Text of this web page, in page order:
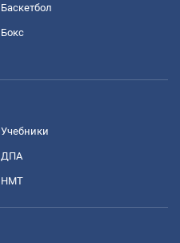
Баскетбол
Бокс
Учебники
ДПА
НМТ